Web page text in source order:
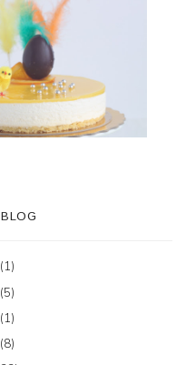
(1)
(5)
(1)
(8)